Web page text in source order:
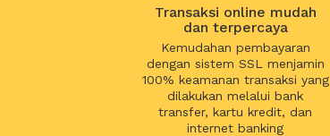
Transaksi online mudah
dan terpercaya
Kemudahan pembayaran
dengan sistem SSL menjamin
100% keamanan transaksi yang
dilakukan melalui bank
transfer, kartu kredit, dan
internet banking